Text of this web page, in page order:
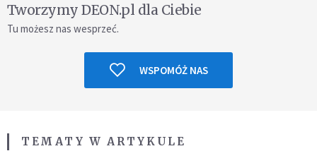
Tworzymy DEON.pl dla Ciebie
Tu możesz nas wesprzeć.
WSPOMÓŻ NAS
TEMATY W ARTYKULE